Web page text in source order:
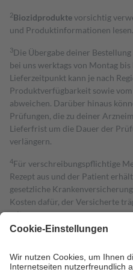
2Biozidproduktevorsichtig
und Produktinformationen lesen.
3Die Übergabe deiner
bei uns werktags von Montag
Lieferzeitpunkt kann je nach
Produktverfügbarkeit sowie
abweichen. Darüber hinaus
Prüfungen, die zu deiner
Lieferfrist um die Dauer der
verlängern.
4Für verschreibungspflichtige
Rezept aus und der Patient
gesetzliche
Kosten dafür, der Versicherte
mit.
Grundsätzlich leisten Mitglieder
höchstens zehn Euro.
Es sind
Kosten der Leistung zu